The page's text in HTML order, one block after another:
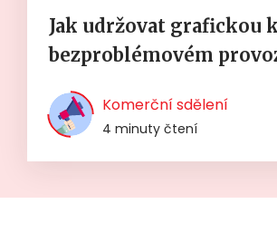
Jak udržovat grafickou
bezproblémovém
Komerční sdělení
4 minuty čtení